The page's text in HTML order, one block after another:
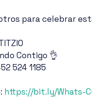
para celebrar
Contigo 👌
524 1185
https://bit.ly/Whats-